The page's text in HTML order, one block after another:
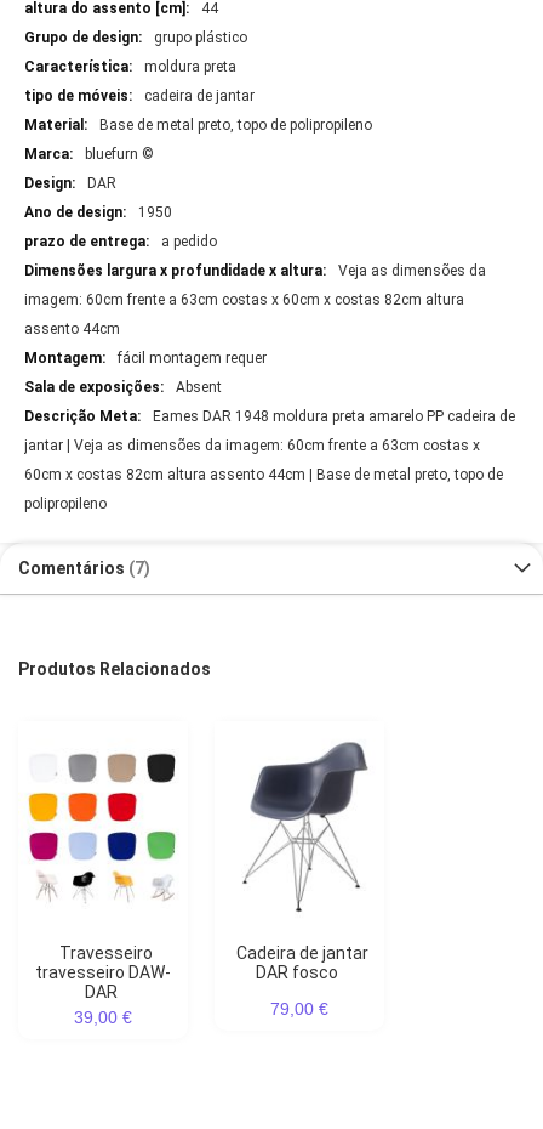
44
grupo plástico
moldura preta
cadeira de jantar
Base de metal preto, topo de polipropileno
bluefurn ©
DAR
1950
a pedido
Veja as dimensões da
imagem: 60cm frente a 63cm costas x 60cm x costas 82cm altura
assento 44cm
fácil montagem requer
Absent
Eames DAR 1948 moldura preta amarelo PP cadeira de
jantar | Veja as dimensões da imagem: 60cm frente a 63cm costas x
60cm x costas 82cm altura assento 44cm | Base de metal preto, topo de
polipropileno
Comentários 7
Produtos Relacionados
Travesseiro
travesseiro DAW-
DAR
39,00 €
Cadeira de jantar
DAR fosco
79,00 €